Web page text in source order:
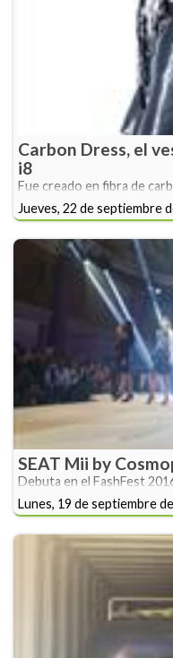
Carbon Dress, el
i8
Fue creado en fibra de
Jueves, 22 de septiembre
SEAT Mii by
Debuta en el FashFest
Lunes, 19 de septiembre